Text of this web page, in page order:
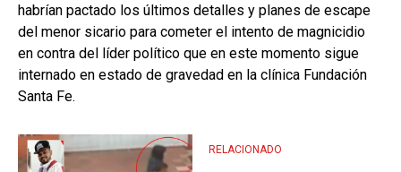
habrían pactado los últimos detalles y planes de escape
del menor sicario para cometer el intento de magnicidio
en contra del líder político que en este momento sigue
internado en estado de gravedad en la clínica Fundación
Santa Fe.
RELACIONADO